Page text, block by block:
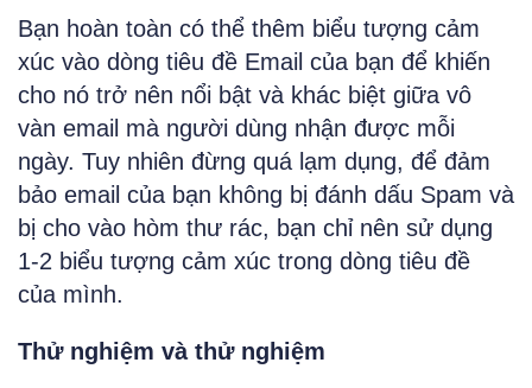
Bạn hoàn toàn có thể thêm biểu tượng cảm
xúc vào dòng tiêu đề Email của bạn để khiến
cho nó trở nên nổi bật và khác biệt giữa vô
vàn email mà người dùng nhận được mỗi
ngày. Tuy nhiên đừng quá lạm dụng, để đảm
bảo email của bạn không bị đánh dấu Spam và
bị cho vào hòm thư rác, bạn chỉ nên sử dụng
1-2 biểu tượng cảm xúc trong dòng tiêu đề
của mình.
Thử nghiệm và thử nghiệm